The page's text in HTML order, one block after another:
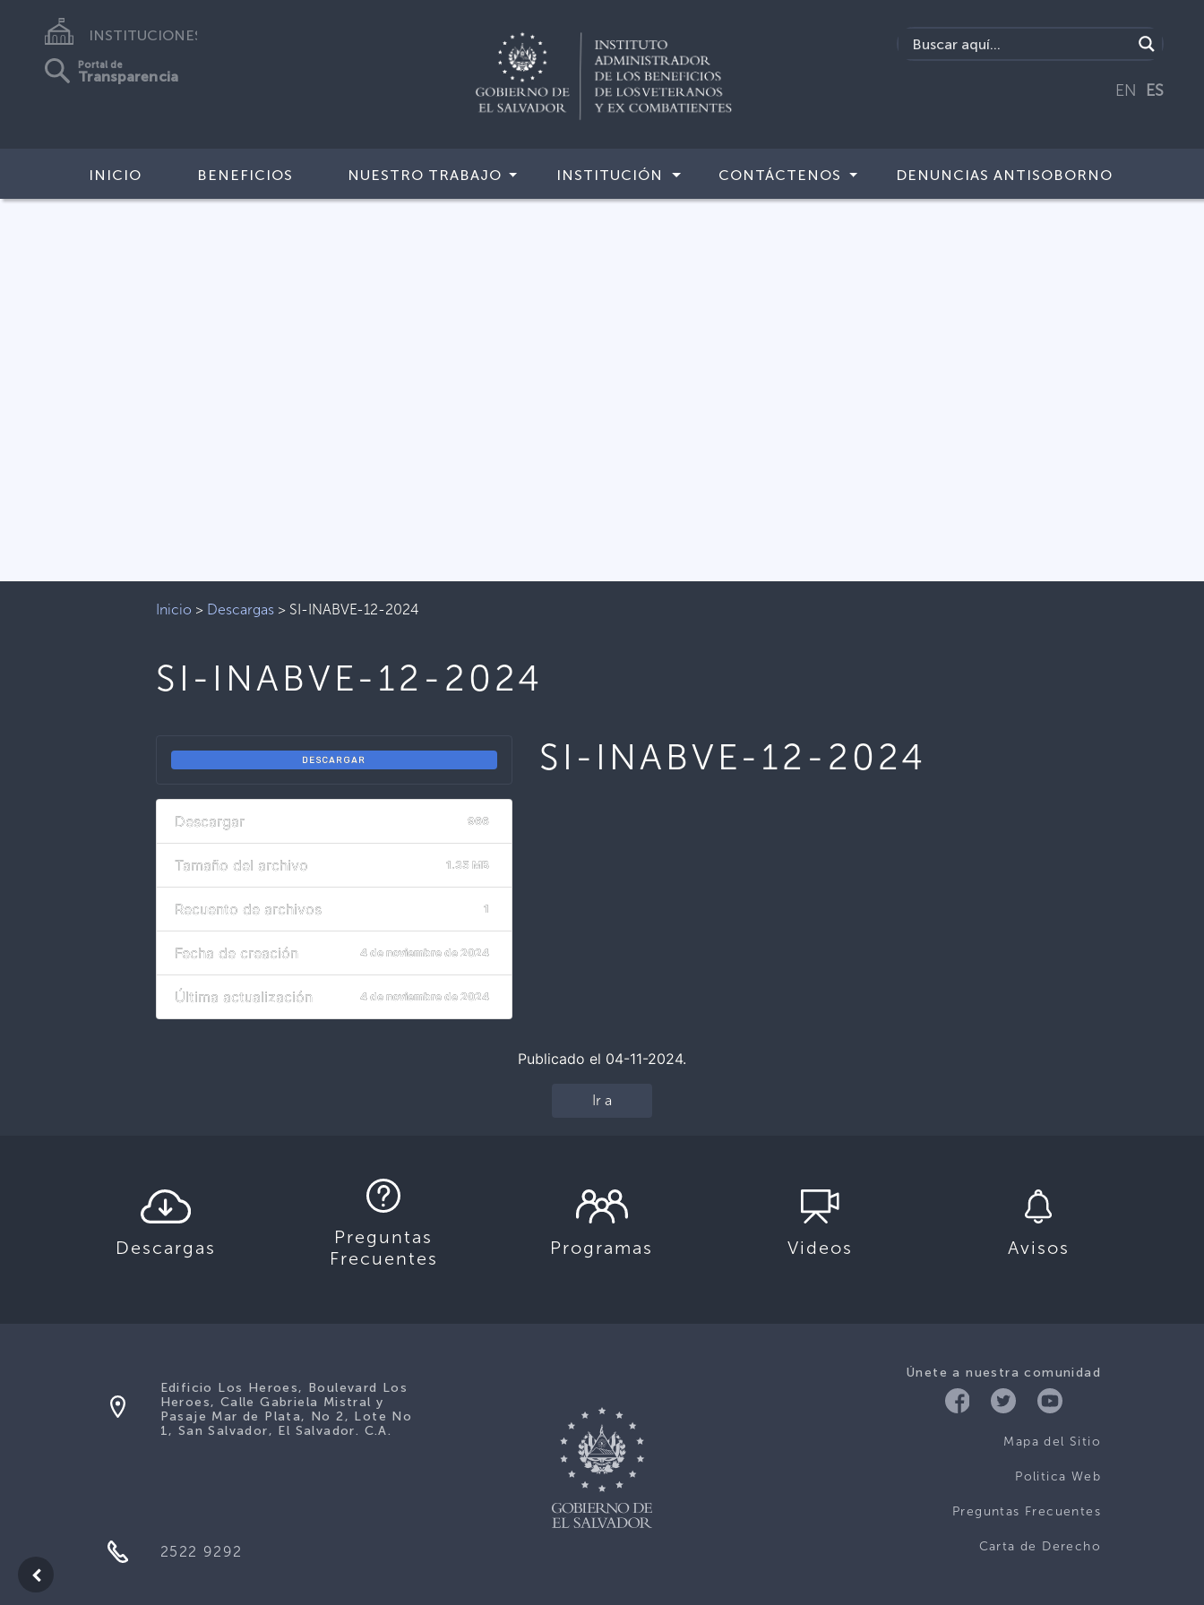
INSTITUCIONES
Portal de
Transparencia
EN ES
INICIO BENEFICIOS NUESTRO TRABAJO INSTITUCIÓN CONTÁCTENOS DENUNCIAS ANTISOBORNO
Inicio > Descargas > SI-INABVE-12-2024
SI-INABVE-12-2024
DESCARGAR
Descargar 966
Tamaño del archivo 1.35 MB
Recuento de archivos 1
Fecha de creación 4 de noviembre de 2024
Última actualización 4 de noviembre de 2024
SI-INABVE-12-2024
Publicado el 04-11-2024.
Ir a
Descargas
Preguntas
Frecuentes
Programas Videos Avisos
Únete a nuestra comunidad
Mapa del Sitio
Politica Web
Preguntas Frecuentes
Carta de Derecho
Edificio Los Heroes, Boulevard Los
Heroes, Calle Gabriela Mistral y
Pasaje Mar de Plata, No 2, Lote No
1, San Salvador, El Salvador. C.A.
2522 9292